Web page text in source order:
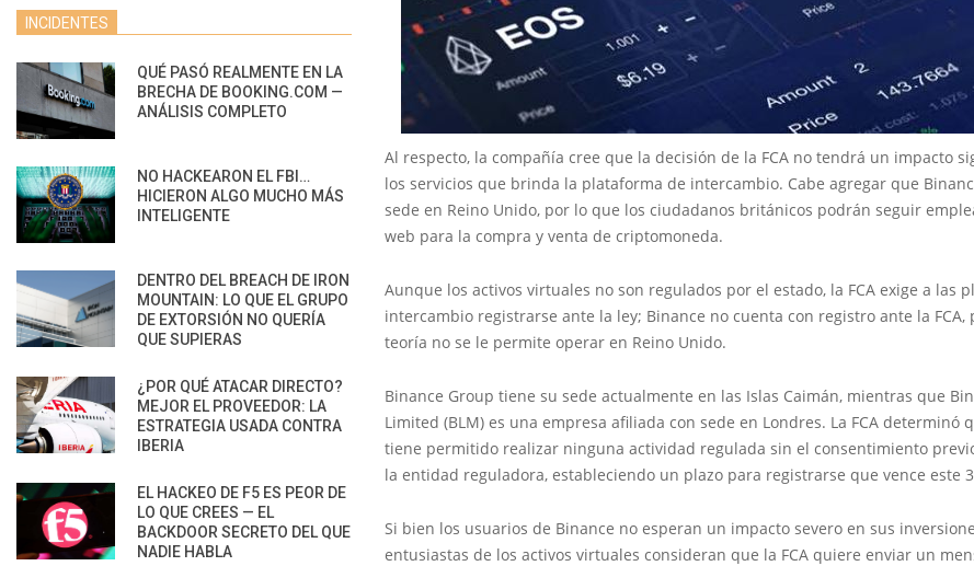
Al respecto, la compañía cree que la decisión de la FCA no tendrá un impacto
los servicios que brinda la plataforma de intercambio. Cabe agregar que
sede en Reino Unido, por lo que los ciudadanos británicos podrán seguir
web para la compra y venta de criptomoneda.
Aunque los activos virtuales no son regulados por el estado, la FCA exige a las
intercambio registrarse ante la ley; Binance no cuenta con registro ante la FCA,
teoría no se le permite operar en Reino Unido.
Binance Group tiene su sede actualmente en las Islas Caimán, mientras que
Limited (BLM) es una empresa afiliada con sede en Londres. La FCA determinó
tiene permitido realizar ninguna actividad regulada sin el consentimiento
la entidad reguladora, estableciendo un plazo para registrarse que vence este
Si bien los usuarios de Binance no esperan un impacto severo en sus
entusiastas de los activos virtuales consideran que la FCA quiere enviar un
INCIDENTES
QUÉ PASÓ REALMENTE EN LA
BRECHA DE BOOKING.COM —
ANÁLISIS COMPLETO
NO HACKEARON EL FBI…
HICIERON ALGO MUCHO MÁS
INTELIGENTE
DENTRO DEL BREACH DE IRON
MOUNTAIN: LO QUE EL GRUPO
DE EXTORSIÓN NO QUERÍA
QUE SUPIERAS
¿POR QUÉ ATACAR DIRECTO?
MEJOR EL PROVEEDOR: LA
ESTRATEGIA USADA CONTRA
IBERIA
EL HACKEO DE F5 ES PEOR DE
LO QUE CREES — EL
BACKDOOR SECRETO DEL QUE
NADIE HABLA